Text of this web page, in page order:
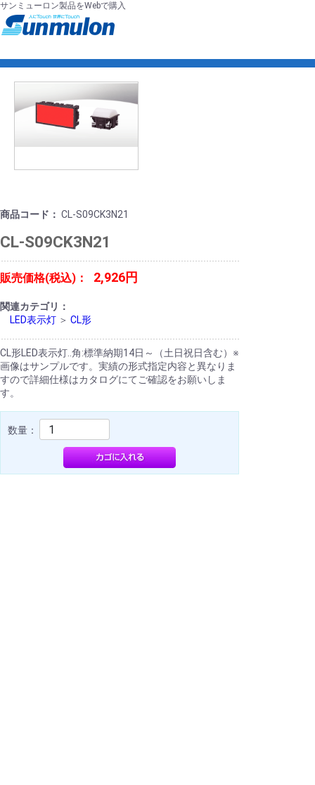
サンミューロン製品をWebで購入
商品コード： CL-S09CK3N21
CL-S09CK3N21
販売価格(税込)： 2,926円
関連カテゴリ：
LED表示灯 ＞ CL形
CL形LED表示灯..角:標準納期14日～（土日祝日含む）※
画像はサンプルです。実績の形式指定内容と異なりま
すので詳細仕様はカタログにてご確認をお願いしま
す。
数量：